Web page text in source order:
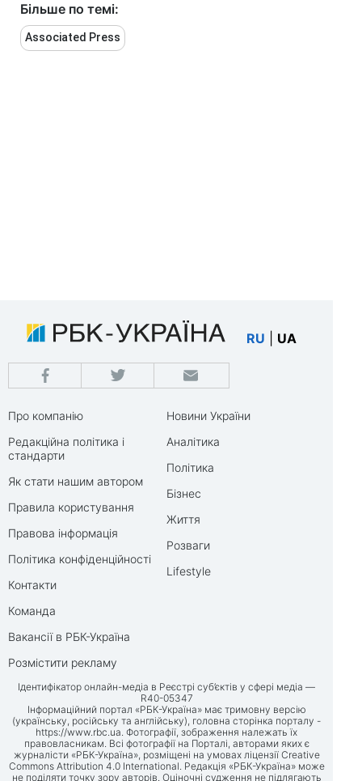
Більше по темі:
Associated Press
RU UA
Про компанію
Редакційна політика і
стандарти
Як стати нашим автором
Правила користування
Правова інформація
Політика конфіденційності
Контакти
Команда
Вакансії в РБК-Україна
Розмістити рекламу
Новини України
Аналітика
Політика
Бізнес
Життя
Розваги
Lifestyle
Ідентифікатор онлайн-медіа в Реєстрі суб’єктів у сфері медіа —
R40-05347
Інформаційний портал «РБК-Україна» має тримовну версію
(українську, російську та англійську), головна сторінка порталу -
https://www.rbc.ua. Фотографії, зображення належать їх
правовласникам. Всі фотографії на Порталі, авторами яких є
журналісти «РБК-Україна», розміщені на умовах ліцензії Creative
Commons Attribution 4.0 International. Редакція «РБК-Україна» може
не поділяти точку зору авторів. Оціночні судження не підлягають